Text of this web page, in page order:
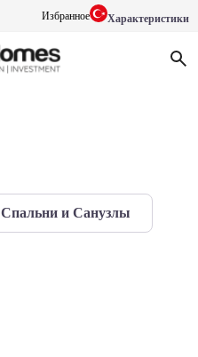
Избранное Характеристики
Спальни и Санузлы